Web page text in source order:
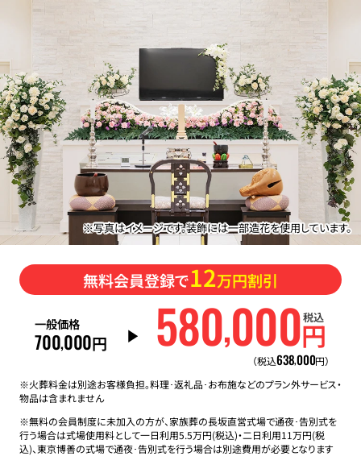
※写真はイメージです。装飾には一部造花を使用しています。
無料会員登録で12万円割引
一般価格
700,000円 580,000円
税込
（税込638,000円）
※火葬料金は別途お客様負担。料理･返礼品･お布施などのプラン外サービス・
物品は含まれません
※無料の会員制度に未加入の方が、家族葬の長坂直営式場で通夜･告別式を
行う場合は式場使用料として一日利用5.5万円(税込)・二日利用11万円(税
込)、東京博善の式場で通夜･告別式を行う場合は別途費用が必要となります